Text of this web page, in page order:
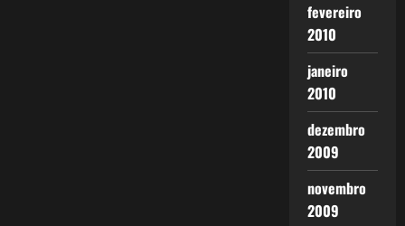
fevereiro
2010
janeiro
2010
dezembro
2009
novembro
2009